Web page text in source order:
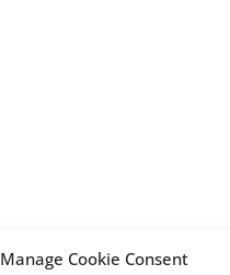
Manage Cookie Consent